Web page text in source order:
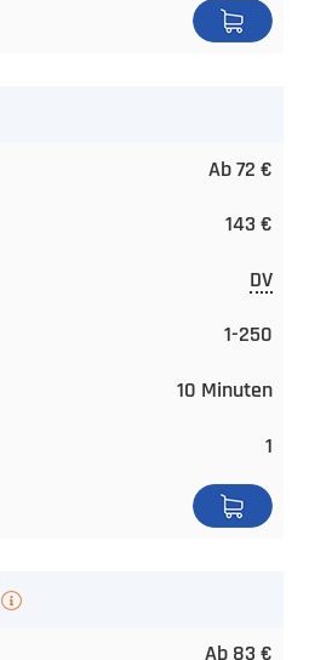
Ab 72 €
143 €
DV
1-250
10 Minuten
1
Ab 83 €